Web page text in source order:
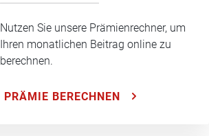
Nutzen Sie unsere Prämienrechner, um
Ihren monatlichen Beitrag online zu
berechnen.
PRÄMIE BERECHNEN